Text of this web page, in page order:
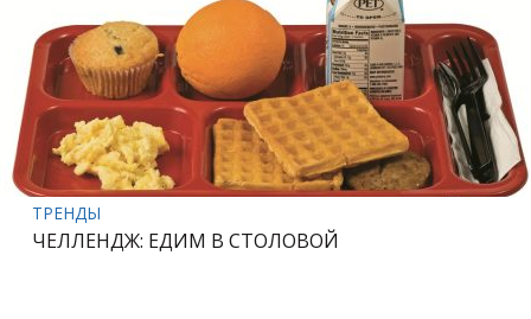
ТРЕНДЫ
ЧЕЛЛЕНДЖ: ЕДИМ В СТОЛОВОЙ